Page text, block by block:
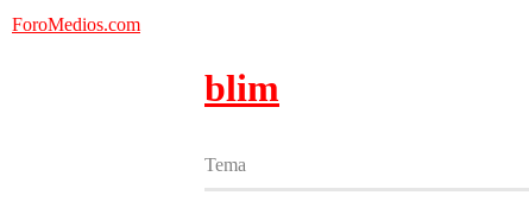
ForoMedios.com
blim
Tema